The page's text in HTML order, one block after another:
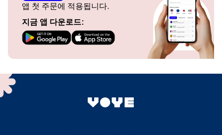
앱 첫 주문에 적용됩니다.
지금 앱 다운로드: